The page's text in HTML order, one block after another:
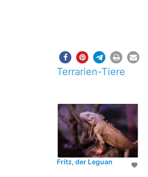
Terrarien-Tiere
Fritz, der Leguan